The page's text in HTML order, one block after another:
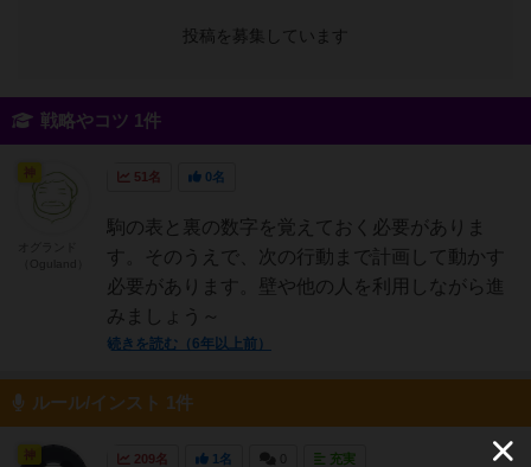
投稿を募集しています
戦略やコツ 1件
51名 0名
駒の表と裏の数字を覚えておく必要がありま
す。そのうえで、次の行動まで計画して動かす
必要があります。壁や他の人を利用しながら進
みましょう～
続きを読む（6年以上前）
ルール/インスト 1件
209名 1名 充実
神